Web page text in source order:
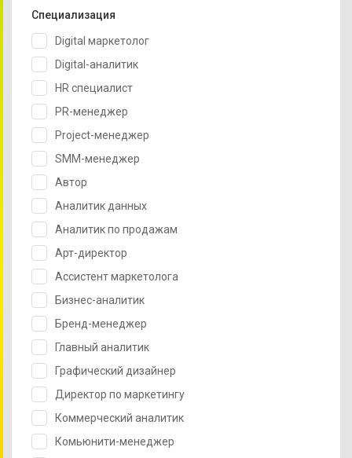
Специализация
Digital маркетолог
Digital-аналитик
HR специалист
PR-менеджер
Project-менеджер
SMM-менеджер
Автор
Аналитик данных
Аналитик по продажам
Арт-директор
Ассистент маркетолога
Бизнес-аналитик
Бренд-менеджер
Главный аналитик
Графический дизайнер
Директор по маркетингу
Коммерческий аналитик
Комьюнити-менеджер